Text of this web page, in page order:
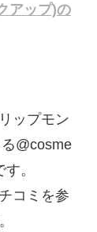
アップ)の
ップモン
@cosme
。
コミを参